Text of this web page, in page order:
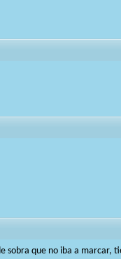
sobra que no iba a marcar,